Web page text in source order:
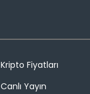
Kripto Fiyatları
Canlı Yayın